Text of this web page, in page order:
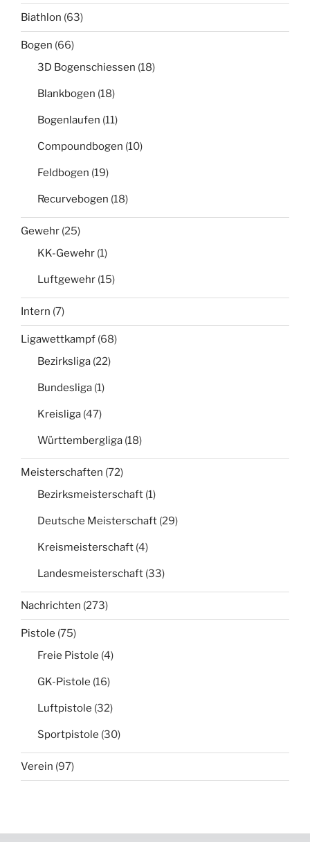
Biathlon (63)
Bogen (66)
3D Bogenschiessen (18)
Blankbogen (18)
Bogenlaufen (11)
Compoundbogen (10)
Feldbogen (19)
Recurvebogen (18)
Gewehr (25)
KK-Gewehr (1)
Luftgewehr (15)
Intern (7)
Ligawettkampf (68)
Bezirksliga (22)
Bundesliga (1)
Kreisliga (47)
Württembergliga (18)
Meisterschaften (72)
Bezirksmeisterschaft (1)
Deutsche Meisterschaft (29)
Kreismeisterschaft (4)
Landesmeisterschaft (33)
Nachrichten (273)
Pistole (75)
Freie Pistole (4)
GK-Pistole (16)
Luftpistole (32)
Sportpistole (30)
Verein (97)